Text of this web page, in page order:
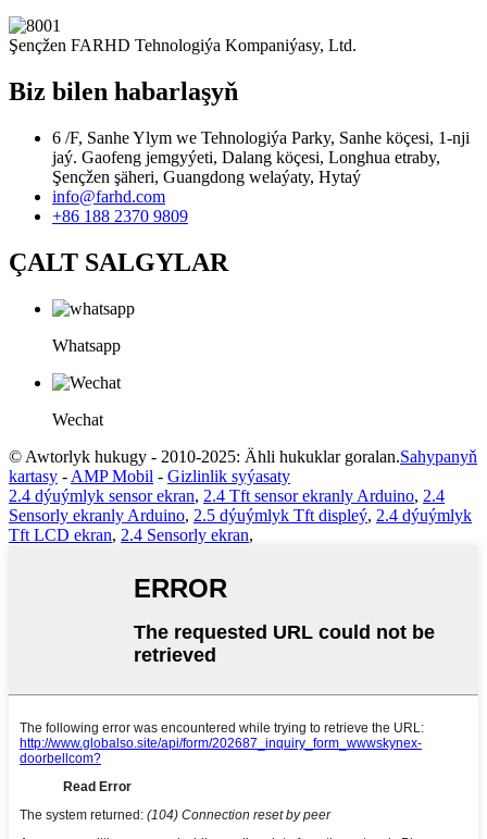
Şençžen FARHD Tehnologiýa Kompaniýasy, Ltd.
Biz bilen habarlaşyň
6 /F, Sanhe Ylym we Tehnologiýa Parky, Sanhe köçesi, 1-nji
jaý. Gaofeng jemgyýeti, Dalang köçesi, Longhua etraby,
Şençžen şäheri, Guangdong welaýaty, Hytaý
info@farhd.com
+86 188 2370 9809
ÇALT SALGYLAR
Whatsapp
Wechat
© Awtorlyk hukugy - 2010-2025: Ähli hukuklar goralan.Sahypanyň
kartasy - AMP Mobil - Gizlinlik syýasaty
2.4 dýuýmlyk sensor ekran, 2.4 Tft sensor ekranly Arduino, 2.4
Sensorly ekranly Arduino, 2.5 dýuýmlyk Tft displeý, 2.4 dýuýmlyk
Tft LCD ekran, 2.4 Sensorly ekran,